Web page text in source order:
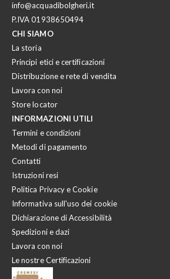
info@acquadibolgheri.it
P.IVA 01938650494
CHI SIAMO
La storia
Principi etici e certificazioni
Distribuzione e rete di vendita
Lavora con noi
Store locator
INFORMAZIONI UTILI
Termini e condizioni
Metodi di pagamento
Contatti
Istruzioni resi
Politica Privacy e Cookie
Informativa sull'uso dei cookie
Dichiarazione di Accessibilità
Spedizioni e dazi
Lavora con noi
Le nostre Certificazioni